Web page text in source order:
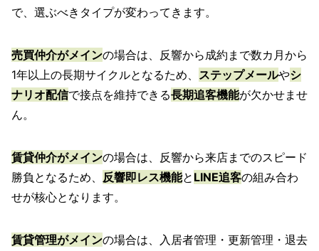
で、選ぶべきタイプが変わってきます。
売買仲介がメインの場合は、反響から成約まで数カ月から
1年以上の長期サイクルとなるため、 ステップメールやシ
ナリオ配信で接点を維持できる長期追客機能が欠かせませ
ん。
賃貸仲介がメインの場合は、反響から来店までのスピード
勝負となるため、 反響即レス機能と LINE追客の組み合わ
せが核心となります。
賃貸管理がメインの場合は、入居者管理・更新管理・退去